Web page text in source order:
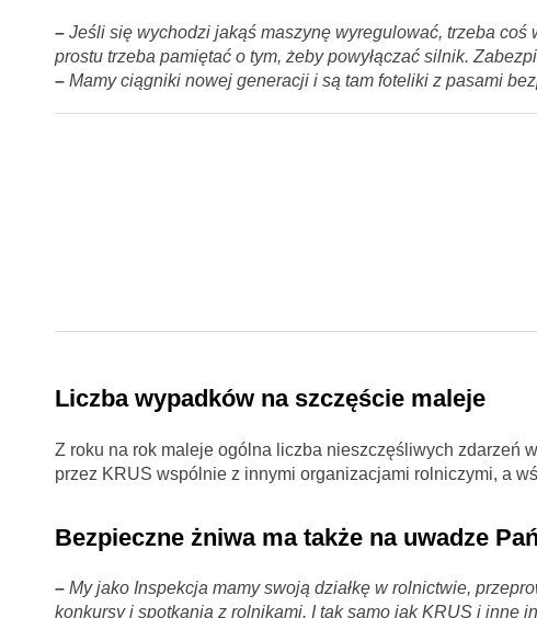
–Jeśli się wychodzi jakąś maszynę wyregulować, trzeba coś
prostu trzeba pamiętać o tym, żeby powyłączać silnik.
– Mamy ciągniki nowej generacji i są tam foteliki z pasami
Liczba wypadków na szczęście maleje
Z roku na rok maleje ogólna liczba nieszczęśliwych zdarzeń
przez KRUS wspólnie z innymi organizacjami rolniczymi, a
Bezpieczne żniwa ma także na uwadze
–My jako Inspekcja mamy swoją działkę w rolnictwie,
konkursy i spotkania z rolnikami. I tak samo jak KRUS i inne